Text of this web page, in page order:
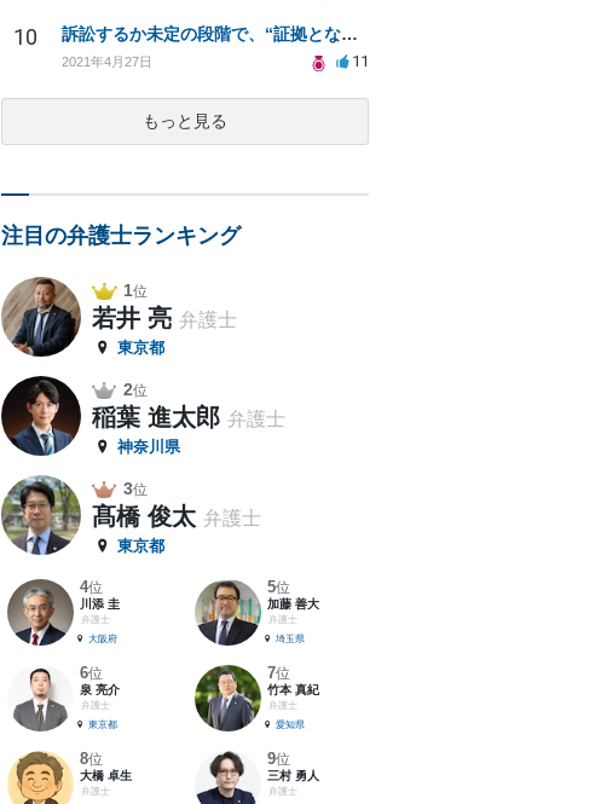
10 訴訟するか未定の段階で、“証拠となり得る物の保管”を会社に応じてもらえる方法は在りますか?
2021年4月27日 11
もっと見る
注目の弁護士ランキング
1位
若井 亮 弁護士
東京都
2位
稲葉 進太郎 弁護士
神奈川県
3位
髙橋 俊太 弁護士
東京都
4位
川添 圭
弁護士
大阪府
5位
加藤 善大
弁護士
埼玉県
6位
泉 亮介
弁護士
東京都
7位
竹本 真紀
弁護士
愛知県
8位
大橋 卓生
弁護士
9位
三村 勇人
弁護士